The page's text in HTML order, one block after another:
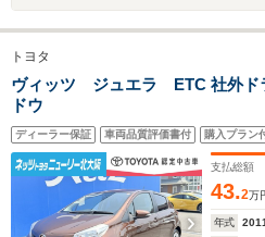
トヨタ
ヴィッツ ジュエラ ETC 社外ド
ドウ
ディーラー保証 車両品質評価書付 購入プラン
支払総額
43.2万
年式 2011